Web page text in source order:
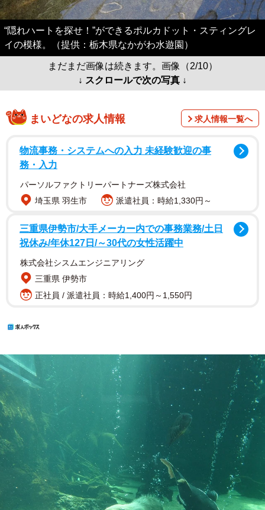
“隠れハートを探せ！”ができるポルカドット・スティングレ
イの模様。（提供：栃木県なかがわ水遊園）
まだまだ画像は続きます。画像（2/10）
↓ スクロールで次の写真 ↓
まいどなの求人情報 求人情報一覧へ
物流事務・システムへの入力 未経験歓迎の事
務・入力
パーソルファクトリーパートナーズ株式会社
埼玉県 羽生市
派遣社員：時給1,330円～
三重県伊勢市/大手メーカー内での事務業務/土日
祝休み/年休127日/～30代の女性活躍中
株式会社シスムエンジニアリング
三重県 伊勢市
正社員 / 派遣社員：時給1,400円～1,550円